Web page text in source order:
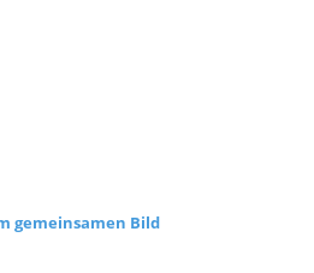
gemeinsamen Bild